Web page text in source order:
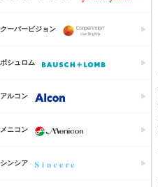
クーパービジョン
ボシュロム
アルコン
メニコン
シンシア